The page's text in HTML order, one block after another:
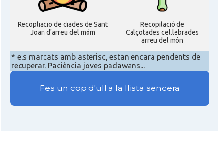
Recopliacio de diades de Sant
Joan d'arreu del móm
Recopilació de
Calçotades cel.lebrades
arreu del món
* els marcats amb asterisc, estan encara pendents de
recuperar. Paciència joves padawans...
Fes un cop d'ull a la llista sencera